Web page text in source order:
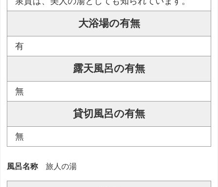
大浴場の有無
有
露天風呂の有無
無
貸切風呂の有無
無
風呂名称 旅人の湯